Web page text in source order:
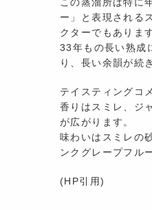
この蒸溜所は特に
ー」と表現される
クターでもありま
33年もの長い熟成
り、長い余韻が続
テイスティングコ
香りはスミレ、ジ
が広がります。
味わいはスミレの
ンクグレープフル
(HP引用)